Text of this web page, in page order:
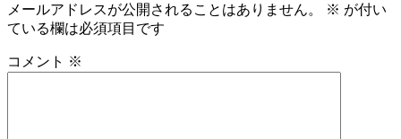
メールアドレスが公開されることはありません。 ※ が付い
ている欄は必須項目です
コメント ※